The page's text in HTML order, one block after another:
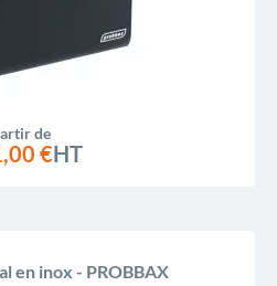
de
€HT
en inox - PROBBAX